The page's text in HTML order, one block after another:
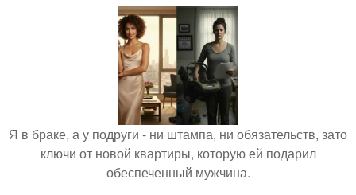
Я в браке, а у подруги - ни штампа, ни обязательств, зато
ключи от новой квартиры, которую ей подарил
обеспеченный мужчина.